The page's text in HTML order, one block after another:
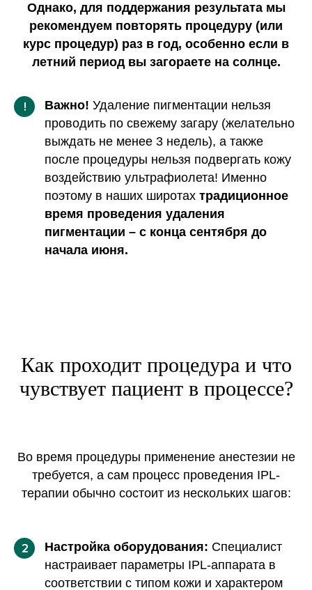
Однако, для поддержания результата мы
рекомендуем повторять процедуру (или
курс процедур) раз в год, особенно если в
летний период вы загораете на солнце.
! Важно! Удаление пигментации нельзя
проводить по свежему загару (желательно
выждать не менее 3 недель), а также
после процедуры нельзя подвергать кожу
воздействию ультрафиолета! Именно
поэтому в наших широтах традиционное
время проведения удаления
пигментации – с конца сентября до
начала июня.
Как проходит процедура и что
чувствует пациент в процессе?
Во время процедуры применение анестезии не
требуется, а сам процесс проведения IPL-
терапии обычно состоит из нескольких шагов:
2 Настройка оборудования: Специалист
настраивает параметры IPL-аппарата в
соответствии с типом кожи и характером